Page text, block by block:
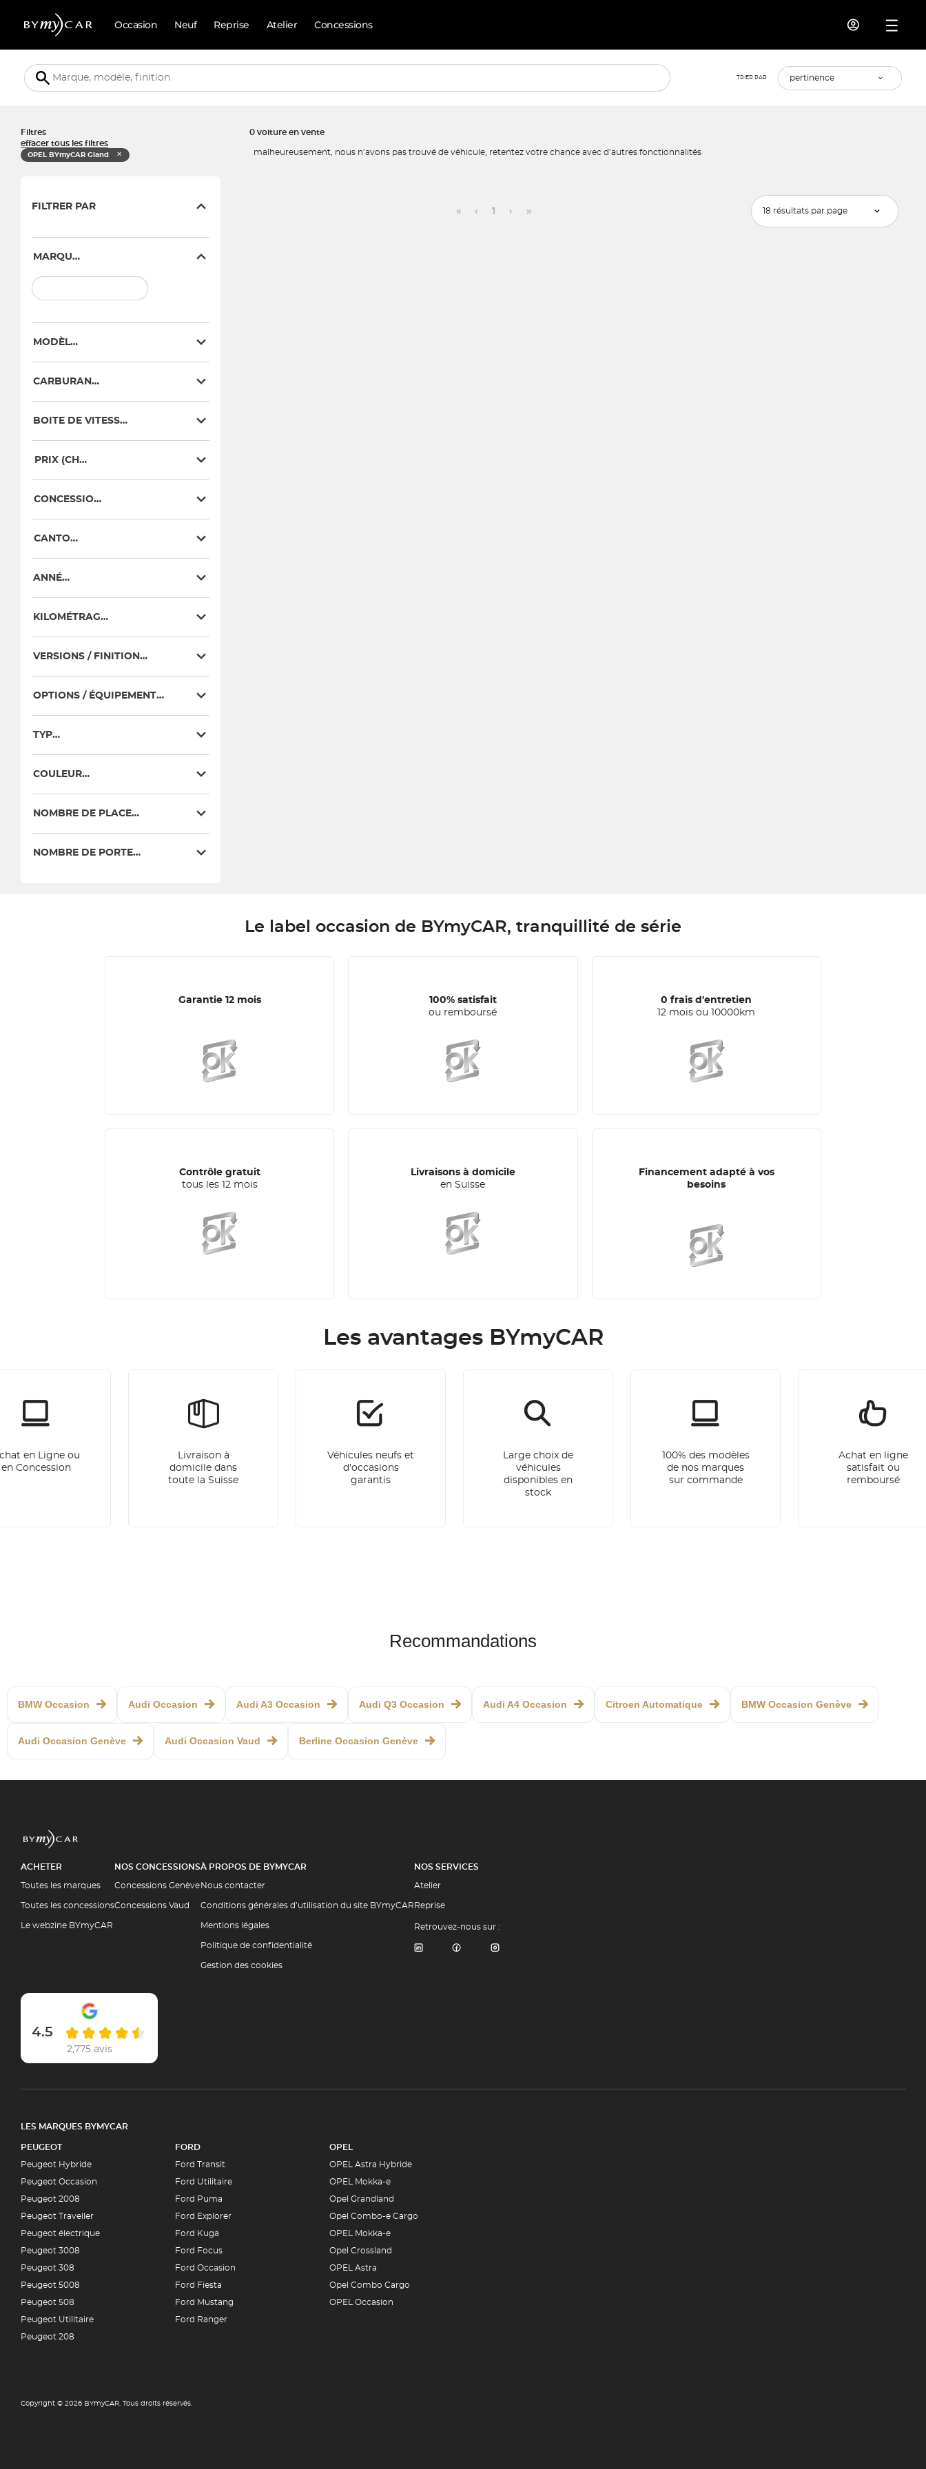
Occasion Neuf Reprise Atelier Concessions
TRIER PAR
Filtres
effacer tous les filtres
OPEL BYmyCAR Gland ✕
FILTRER PAR
MARQUE
MODÈLE
CARBURANT
BOITE DE VITESSE
PRIX (CHF)
CONCESSION
CANTON
ANNÉE
KILOMÉTRAGE
VERSIONS / FINITIONS
OPTIONS / ÉQUIPEMENTS
TYPE
COULEURS
NOMBRE DE PLACES
NOMBRE DE PORTES
0 voiture en vente
malheureusement, nous n’avons pas trouvé de véhicule, retentez votre chance avec d’autres fonctionnalités
« ‹ 1 › »
Le label occasion de BYmyCAR, tranquillité de série
Garantie 12 mois
100% satisfait
ou remboursé
0 frais d'entretien
12 mois ou 10000km
Contrôle gratuit
tous les 12 mois
Livraisons à domicile
en Suisse
Financement adapté à vos
besoins
Les avantages BYmyCAR
en Ligne ou
en Concession
Livraison à
domicile dans
toute la Suisse
Véhicules neufs et
d'occasions
garantis
Large choix de
véhicules
disponibles en
stock
100% des modèles
de nos marques
sur commande
Achat en ligne
satisfait ou
remboursé
Recommandations
BMW Occasion Audi Occasion Audi A3 Occasion Audi Q3 Occasion Audi A4 Occasion Citroen Automatique BMW Occasion Genève
Audi Occasion Genève Audi Occasion Vaud Berline Occasion Genève
ACHETER
Toutes les marques
Toutes les concessions
Le webzine BYmyCAR
NOS CONCESSIONS
Concessions Genève
Concessions Vaud
À PROPOS DE BYMYCAR
Nous contacter
Conditions générales d’utilisation du site BYmyCAR
Mentions légales
Politique de confidentialité
Gestion des cookies
NOS SERVICES
Atelier
Reprise
Retrouvez-nous sur :
4.5
2,775 avis
LES MARQUES BYMYCAR
PEUGEOT
Peugeot Hybride
Peugeot Occasion
Peugeot 2008
Peugeot Traveller
Peugeot électrique
Peugeot 3008
Peugeot 308
Peugeot 5008
Peugeot 508
Peugeot Utilitaire
Peugeot 208
FORD
Ford Transit
Ford Utilitaire
Ford Puma
Ford Explorer
Ford Kuga
Ford Focus
Ford Occasion
Ford Fiesta
Ford Mustang
Ford Ranger
OPEL
OPEL Astra Hybride
OPEL Mokka-e
Opel Grandland
Opel Combo-e Cargo
OPEL Mokka-e
Opel Crossland
OPEL Astra
Opel Combo Cargo
OPEL Occasion
Copyright © 2026 BYmyCAR. Tous droits réservés.